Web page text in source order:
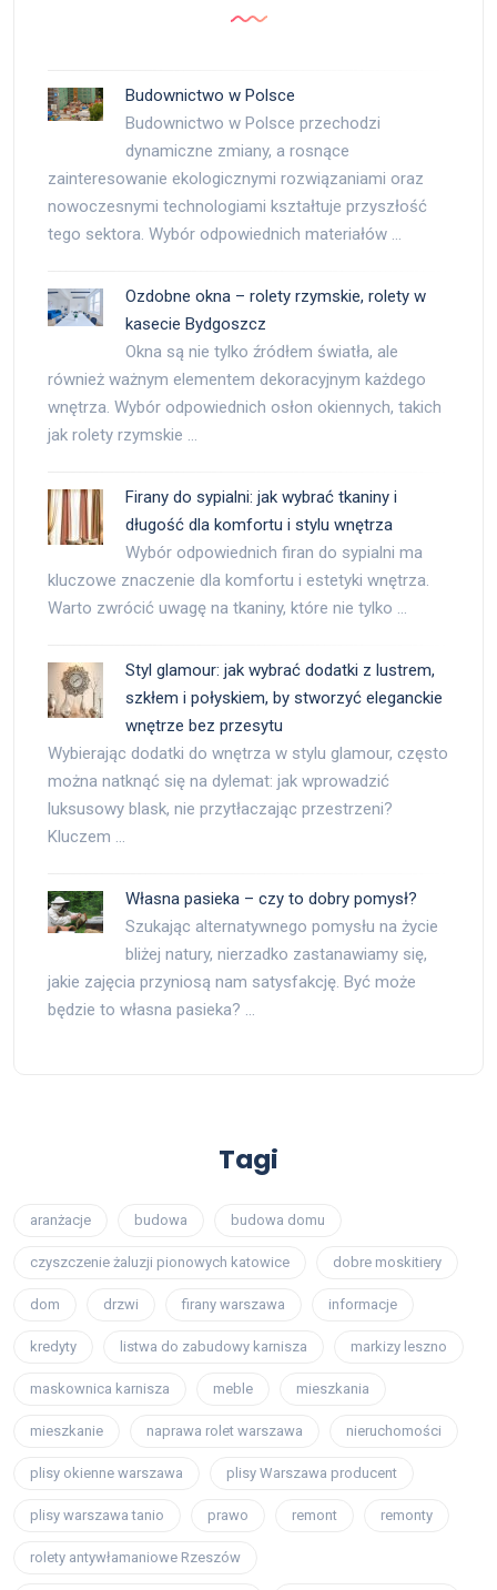
Budownictwo w Polsce
Budownictwo w Polsce przechodzi
dynamiczne zmiany, a rosnące
zainteresowanie ekologicznymi rozwiązaniami oraz
nowoczesnymi technologiami kształtuje przyszłość
tego sektora. Wybór odpowiednich materiałów …
Ozdobne okna – rolety rzymskie, rolety w
kasecie Bydgoszcz
Okna są nie tylko źródłem światła, ale
również ważnym elementem dekoracyjnym każdego
wnętrza. Wybór odpowiednich osłon okiennych, takich
jak rolety rzymskie …
Firany do sypialni: jak wybrać tkaniny i
długość dla komfortu i stylu wnętrza
Wybór odpowiednich firan do sypialni ma
kluczowe znaczenie dla komfortu i estetyki wnętrza.
Warto zwrócić uwagę na tkaniny, które nie tylko …
Styl glamour: jak wybrać dodatki z lustrem,
szkłem i połyskiem, by stworzyć eleganckie
wnętrze bez przesytu
Wybierając dodatki do wnętrza w stylu glamour, często
można natknąć się na dylemat: jak wprowadzić
luksusowy blask, nie przytłaczając przestrzeni?
Kluczem …
Własna pasieka – czy to dobry pomysł?
Szukając alternatywnego pomysłu na życie
bliżej natury, nierzadko zastanawiamy się,
jakie zajęcia przyniosą nam satysfakcję. Być może
będzie to własna pasieka? …
Tagi
aranżacje budowa budowa domu
czyszczenie żaluzji pionowych katowice dobre moskitiery
dom drzwi firany warszawa informacje
kredyty listwa do zabudowy karnisza markizy leszno
maskownica karnisza meble mieszkania
mieszkanie naprawa rolet warszawa nieruchomości
plisy okienne warszawa plisy Warszawa producent
plisy warszawa tanio prawo remont remonty
rolety antywłamaniowe Rzeszów